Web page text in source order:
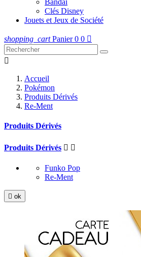
Bandai
Clés Disney
Jouets et Jeux de Société
shopping_cart Panier 0 0 

Accueil
Pokémon
Produits Dérivés
Re-Ment
Produits Dérivés
Produits Dérivés  
Funko Pop
Re-Ment
 ok